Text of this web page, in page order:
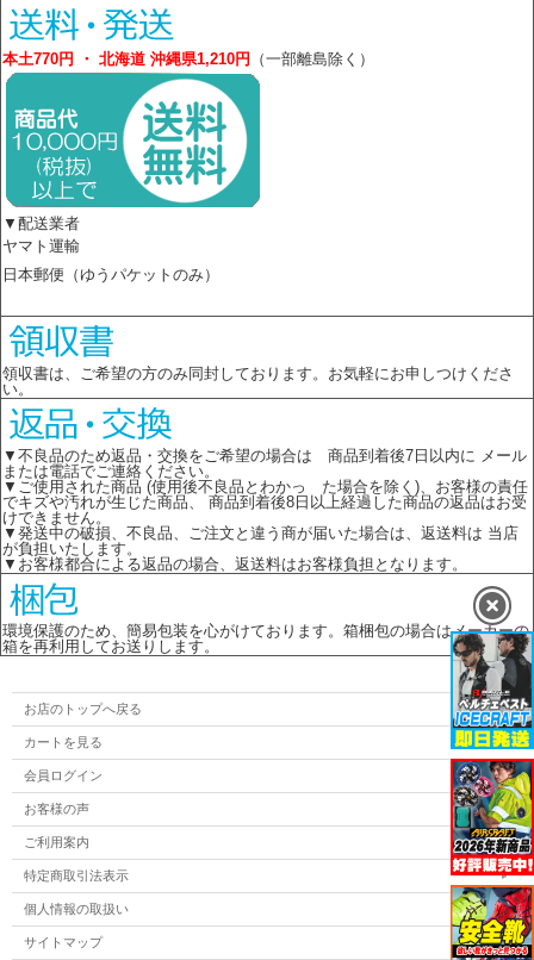
本土770円 ・ 北海道 沖縄県1,210円 （一部離島除く）
▼配送業者
ヤマト運輸
日本郵便（ゆうパケットのみ）
領収書は、ご希望の方のみ同封しております。お気軽にお申しつけくださ
い。
▼不良品のため返品・交換をご希望の場合は 商品到着後7日以内に メール
または電話でご連絡ください。
▼ご使用された商品 (使用後不良品とわかっ た場合を除く)、お客様の責任
でキズや汚れが生じた商品、 商品到着後8日以上経過した商品の返品はお受
けできません。
▼発送中の破損、不良品、ご注文と違う商が届いた場合は、返送料は 当店
が負担いたします。
▼お客様都合による返品の場合、返送料はお客様負担となります。
環境保護のため、簡易包装を心がけております。箱梱包の場合はメーカーの
箱を再利用してお送りします。
お店のトップへ戻る
カートを見る
会員ログイン
お客様の声
ご利用案内
特定商取引法表示
個人情報の取扱い
サイトマップ